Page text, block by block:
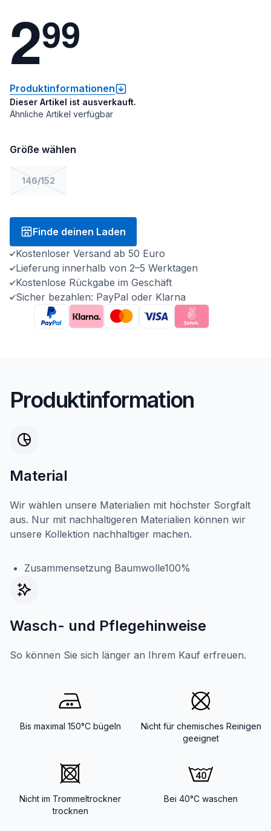
299
Produktinformationen
Dieser Artikel ist ausverkauft.
Ähnliche Artikel verfügbar
Größe wählen
146/152
Finde deinen Laden
Kostenloser Versand ab 50 Euro
Lieferung innerhalb von 2–5 Werktagen
Kostenlose Rückgabe im Geschäft
Sicher bezahlen: PayPal oder Klarna
Produktinformation
Material
Wir wählen unsere Materialien mit höchster Sorgfalt
aus. Nur mit nachhaltigeren Materialien können wir
unsere Kollektion nachhaltiger machen.
Zusammensetzung Baumwolle100%
Wasch- und Pflegehinweise
So können Sie sich länger an Ihrem Kauf erfreuen.
Bis maximal 150°C bügeln
Nicht für chemisches Reinigen
geeignet
Nicht im Trommeltrockner
trocknen
Bei 40°C waschen